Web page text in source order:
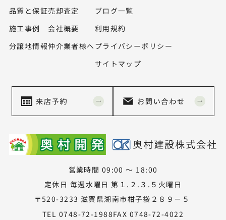
品質と保証
施工事例
分譲地情報
売却査定
会社概要
仲介業者様へ
ブログ一覧
利用規約
プライバシーポリシー
サイトマップ
営業時間 09:00 ～ 18:00
定休日 毎週水曜日 第１.２.３.５火曜日
〒520-3233 滋賀県湖南市柑子袋２８９－５
TEL 0748-72-1988FAX 0748-72-4022